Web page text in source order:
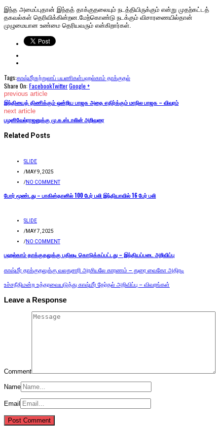
இந்த அமைப்புதான் இந்தத் தாக்குதலையும் நடத்தியிருக்கும் என்று முதற்கட்டத்
தகவல்கள் தெரிவிக்கின்றன.மேற்கொண்டு நடக்கும் விசாரணையில்தான்
முழுமையான உண்மை தெரியவரும் என்கிறார்கள்.
Tags:காஷ்மீர்சுற்றுலாப் பயணிகள்பஹல்காம் தாக்குதல்
Share On: FacebookTwitterGoogle +
previous article
இந்தியைத் திணிக்கும் ஒன்றிய பாஜக அதை எதிர்க்கும் மாநில பாஜக – விவரம்
next article
பழனிவேல்ராஜனுக்கு மு.க.ஸ்டாலின் அறிவுரை
Related Posts
SLIDE
/MAY 9, 2025
/NO COMMENT
போர் மூண்டது – பாகிஸ்தானில் 100 பேர் பலி இந்தியாவில் 16 பேர் பலி
SLIDE
/MAY 7, 2025
/NO COMMENT
பஹல்காம் தாக்குதலுக்கு பதிலடி கொடுக்கப்பட்டது – இந்தியப்படை அறிவிப்பு
காஷ்மீர் தாக்குதலுக்கு வலதுசாரி அரசியலே காரணம் – துரை வைகோ அதிரடி
உச்சநீதிமன்ற உத்தரவையடுத்து காஷ்மீர் தேர்தல் அறிவிப்பு – விவரங்கள்
Leave a Response
Comment
Name
Email